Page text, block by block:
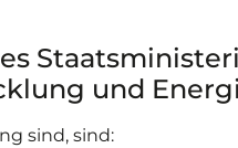
und
sind, sind: